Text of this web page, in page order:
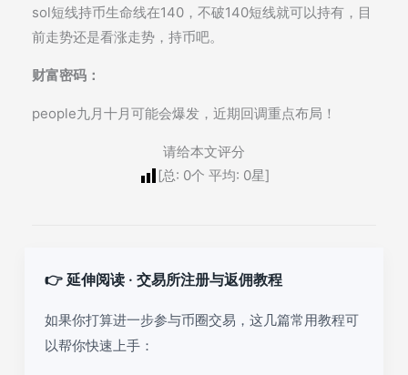
sol短线持币生命线在140，不破140短线就可以持有，目
前走势还是看涨走势，持币吧。
财富密码：
people九月十月可能会爆发，近期回调重点布局！
请给本文评分
[总: 0个 平均: 0星]
👉 延伸阅读 · 交易所注册与返佣教程
如果你打算进一步参与币圈交易，这几篇常用教程可
以帮你快速上手：